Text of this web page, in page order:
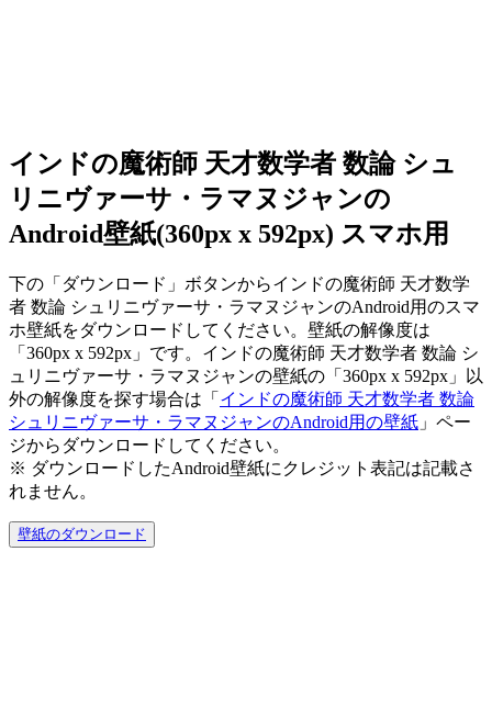
インドの魔術師 天才数学者 数論 シュ
リニヴァーサ・ラマヌジャンの
Android壁紙(360px x 592px) スマホ用
下の「ダウンロード」ボタンからインドの魔術師 天才数学
者 数論 シュリニヴァーサ・ラマヌジャンのAndroid用のスマ
ホ壁紙をダウンロードしてください。壁紙の解像度は
「360px x 592px」です。インドの魔術師 天才数学者 数論 シ
ュリニヴァーサ・ラマヌジャンの壁紙の「360px x 592px」以
外の解像度を探す場合は「 インドの魔術師 天才数学者 数論
シュリニヴァーサ・ラマヌジャンのAndroid用の壁紙 」ペー
ジからダウンロードしてください。
※ ダウンロードしたAndroid壁紙に クレジット表記は記載さ
れません。
壁紙のダウンロード